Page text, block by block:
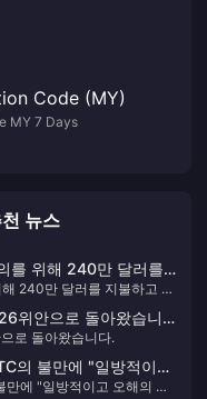
Code (MY)
MY 7 Days
뉴스
를 위해 240만 달러를
았습니다.
240만 달러를 지불하고 개
위안으로 돌아왔습니
로 돌아왔습니다.
의 불만에 "일방적이고
에 "일방적이고 오해의 소